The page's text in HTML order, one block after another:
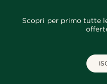
Scopri per primo tutte